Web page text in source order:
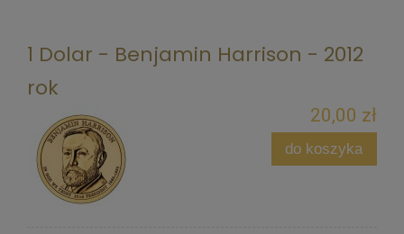
1 Dolar - Benjamin Harrison - 2012
rok
20,00 zł
do koszyka